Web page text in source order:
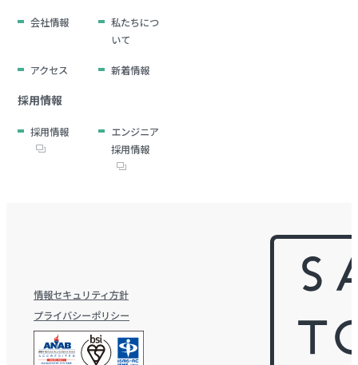
会社情報
私たちにつ
いて
アクセス 新着情報
採用情報
採用情報
エンジニア
採用情報
情報セキュリティ方針
プライバシーポリシー